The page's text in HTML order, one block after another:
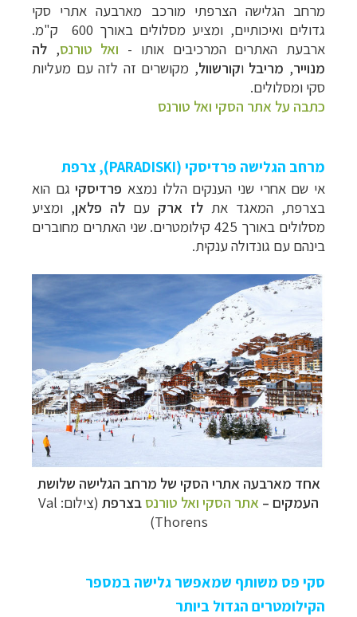
מרחב הגלישה הצרפתי מורכב מארבעה אתרי סקי
גדולים ואיכותיים, ומציע מסלולים באורך 600 ק"מ.
ארבעת האתרים המרכיבים אותו - ואל טורנס, לה
מנוייר, מריבלוקורשוול, מקושרים זה לזה עם מעליות
סקי ומסלולים.
כתבה על אתר הסקי ואל טורנס
מרחב הגלישה פרדיסקי (PARADISKI), צרפת
אי שם אחרי שני הענקים הללו נמצא פרדיסקי גם הוא
בצרפת, המאגד את לז ארק עם לה פלאן, ומציע
מסלולים באורך 425 קילומטרים. שני האתרים מחוברים
בינהם עם גונדולה ענקית.
אחד מארבעה אתרי הסקי של מרחב הגלישה שלושת
העמקים – אתר הסקי ואל טורנס בצרפת
(צילום: Val
Thorens)
סקי פס משותף שמאפשר גלישה במספר
הקילומטרים הגדול ביותר